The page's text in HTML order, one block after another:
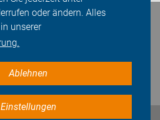
oder ändern. Alles
unserer
Ablehnen
Einstellungen